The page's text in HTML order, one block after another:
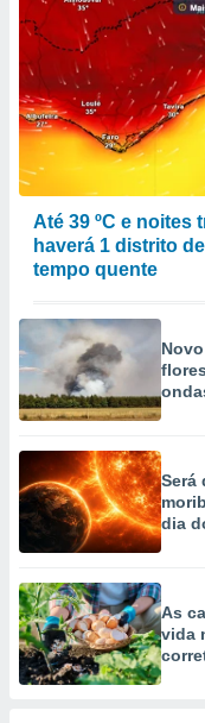
Até 39 ºC e noites
haverá 1 distrito
tempo quente
Será
dia
As
vida